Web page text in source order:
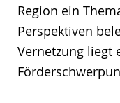
Region ein
Perspektiven
Vernetzung liegt